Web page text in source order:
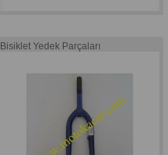
Bisiklet Yedek Parçaları